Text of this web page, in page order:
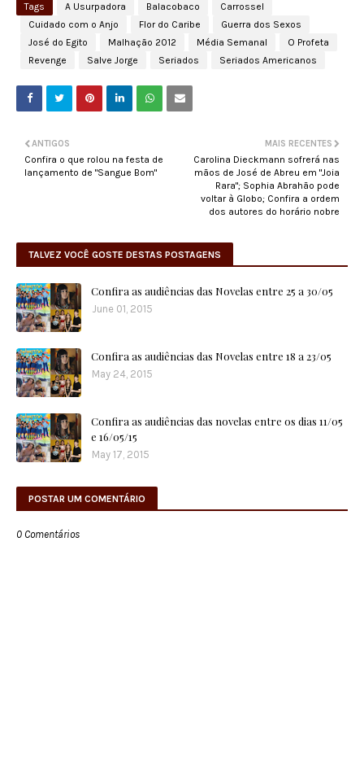
Tags A Usurpadora Balacobaco
Carrossel
Cuidado com o Anjo
Flor do Caribe
Guerra dos Sexos
José do Egito
Malhação 2012 Média Semanal
O Profeta
Revenge
Salve Jorge Seriados Seriados Americanos
MAIS RECENTES
Carolina Dieckmann sofrerá nas
mãos de José de Abreu em "Joia
Rara"; Sophia Abrahão pode
voltar à Globo; Confira a ordem
dos autores do horário nobre
ANTIGOS
Confira o que rolou na festa de
lançamento de "Sangue Bom"
TALVEZ VOCÊ GOSTE DESTAS POSTAGENS
Confira as audiências das Novelas entre 25 a 30/05
June 01, 2015
Confira as audiências das Novelas entre 18 a 23/05
May 24, 2015
Confira as audiências das novelas entre os dias 11/05
e 16/05/15
May 17, 2015
POSTAR UM COMENTÁRIO
0 Comentários